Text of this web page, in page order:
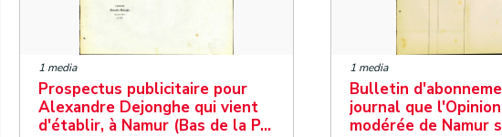
1 media
Prospectus publicitaire pour
Alexandre Dejonghe qui vient
d'établir, à Namur (Bas de la P…
1 media
Bulletin
journal que
modérée de Namur